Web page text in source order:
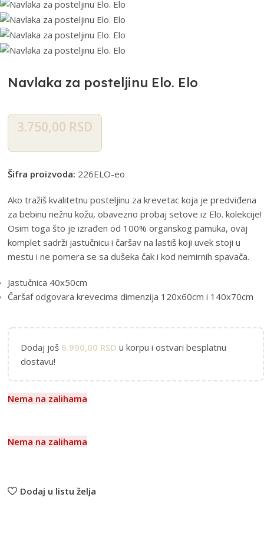
Navlaka za posteljinu Elo. Elo
3.750,00 RSD
Šifra proizvoda: 226ELO-eo
Ako tražiš kvalitetnu posteljinu za krevetac koja je predviđena
za bebinu nežnu kožu, obavezno probaj setove iz Elo. kolekcije!
Osim toga što je izrađen od 100% organskog pamuka, ovaj
komplet sadrži jastučnicu i čaršav na lastiš koji uvek stoji u
mestu i ne pomera se sa dušeka čak i kod nemirnih spavača.
Jastučnica 40x50cm
Čaršaf odgovara krevecima dimenzija 120x60cm i 140x70cm
Dodaj još 6.990,00 RSD u korpu i ostvari besplatnu
dostavu!
Nema na zalihama
Nema na zalihama
Dodaj u listu želja